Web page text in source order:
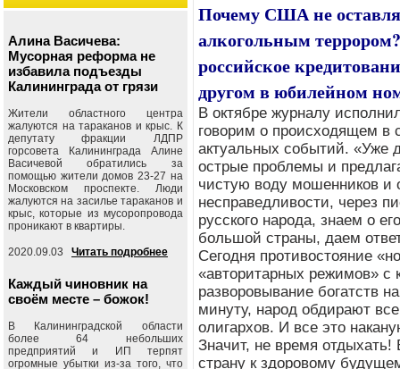
Почему США не
алкогольным
российское
другом в юбилейном
В октябре журналу
говорим о происходящем в
актуальных событий. «Уже
острые проблемы и
чистую воду мошенников и
несправедливости, через
русского народа, знаем о
большой страны, даем
Сегодня противостояние
«авторитарных режимов» с
разворовывание богатств
минуту, народ обдирают
олигархов. И все это
Значит, не время
страну к здоровому
Алина Васичева:
Мусорная реформа не
избавила подъезды
Калининграда от грязи
Жители областного центра
жалуются на тараканов и крыс. К
депутату фракции ЛДПР
горсовета Калининграда Алине
Васичевой обратились за
помощью жители домов 23-27 на
Московском проспекте. Люди
жалуются на засилье тараканов и
крыс, которые из мусоропровода
проникают в квартиры.
2020.09.03 Читать подробнее
Каждый чиновник на
своём месте – божок!
В Калининградской области
более 64 небольших
предприятий и ИП терпят
огромные убытки из-за того, что